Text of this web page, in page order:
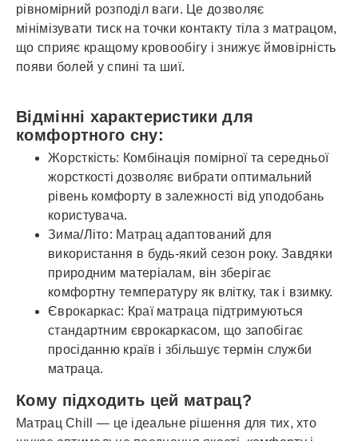
рівномірний розподіл ваги. Це дозволяє
мінімізувати тиск на точки контакту тіла з матрацом,
що сприяє кращому кровообігу і знижує ймовірність
появи болей у спині та шиї.
Відмінні характеристики для
комфортного сну:
Жорсткість: Комбінація помірної та середньої
жорсткості дозволяє вибрати оптимальний
рівень комфорту в залежності від уподобань
користувача.
Зима/Літо: Матрац адаптований для
використання в будь-який сезон року. Завдяки
природним матеріалам, він зберігає
комфортну температуру як влітку, так і взимку.
Єврокаркас: Краї матраца підтримуються
стандартним єврокаркасом, що запобігає
просіданню країв і збільшує термін служби
матраца.
Кому підходить цей матрац?
Матрац Chill — це ідеальне рішення для тих, хто